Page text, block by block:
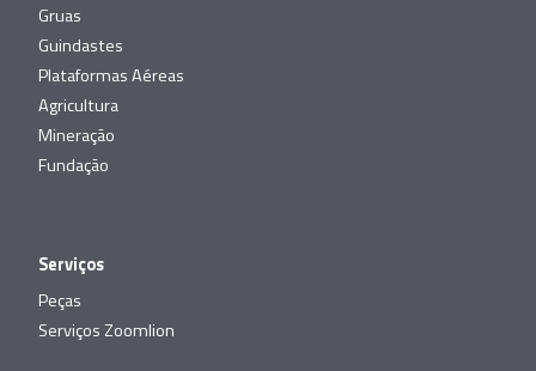
Gruas
Guindastes
Plataformas Aéreas
Agricultura
Mineração
Fundação
Serviços
Peças
Serviços Zoomlion